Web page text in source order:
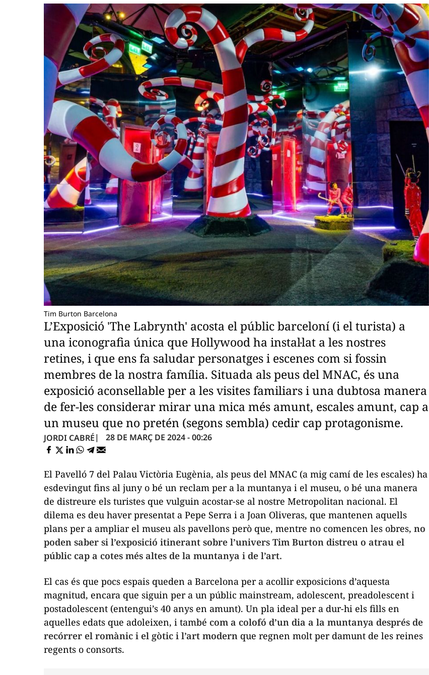
Tim Burton Barcelona
L’Exposició 'The Labrynth' acosta el públic barceloní (i el turista) a
una iconografia única que Hollywood ha instal·lat a les nostres
retines, i que ens fa saludar personatges i escenes com si fossin
membres de la nostra família. Situada als peus del MNAC, és una
exposició aconsellable per a les visites familiars i una dubtosa manera
de fer-les considerar mirar una mica més amunt, escales amunt, cap a
un museu que no pretén (segons sembla) cedir cap protagonisme.
JORDI CABRÉ 28 DE MARÇ DE 2024 - 00:26
El Pavelló 7 del Palau Victòria Eugènia, als peus del MNAC (a mig camí de les escales) ha
esdevingut fins al juny o bé un reclam per a la muntanya i el museu, o bé una manera
de distreure els turistes que vulguin acostar-se al nostre Metropolitan nacional. El
dilema es deu haver presentat a Pepe Serra i a Joan Oliveras, que mantenen aquells
plans per a ampliar el museu als pavellons però que, mentre no comencen les obres, no
poden saber si l’exposició itinerant sobre l’univers Tim Burton distreu o atrau el
públic cap a cotes més altes de la muntanya i de l’art.
El cas és que pocs espais queden a Barcelona per a acollir exposicions d’aquesta
magnitud, encara que siguin per a un públic mainstream, adolescent, preadolescent i
postadolescent (entengui’s 40 anys en amunt). Un pla ideal per a dur-hi els fills en
aquelles edats que adoleixen, i també com a colofó d’un dia a la muntanya després de
recórrer el romànic i el gòtic i l’art modern que regnen molt per damunt de les reines
regents o consorts.